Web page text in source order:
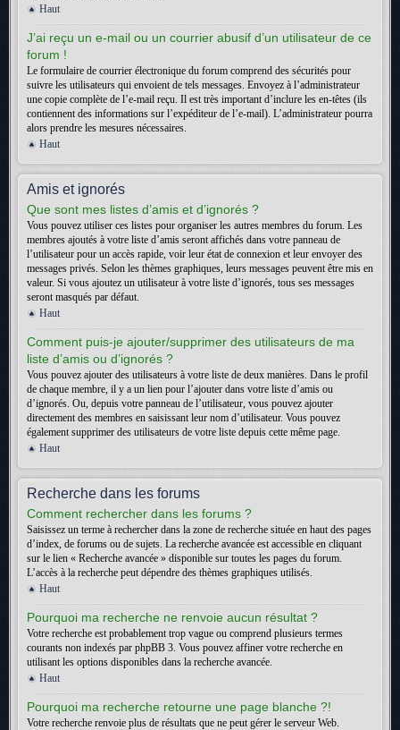
Haut
J’ai reçu un e-mail ou un courrier abusif d’un utilisateur de ce
forum !
Le formulaire de courrier électronique du forum comprend des sécurités pour
suivre les utilisateurs qui envoient de tels messages. Envoyez à l’administrateur
une copie complète de l’e-mail reçu. Il est très important d’inclure les en-têtes (ils
contiennent des informations sur l’expéditeur de l’e-mail). L’administrateur pourra
alors prendre les mesures nécessaires.
Haut
Amis et ignorés
Que sont mes listes d’amis et d’ignorés ?
Vous pouvez utiliser ces listes pour organiser les autres membres du forum. Les
membres ajoutés à votre liste d’amis seront affichés dans votre panneau de
l’utilisateur pour un accès rapide, voir leur état de connexion et leur envoyer des
messages privés. Selon les thèmes graphiques, leurs messages peuvent être mis en
valeur. Si vous ajoutez un utilisateur à votre liste d’ignorés, tous ses messages
seront masqués par défaut.
Haut
Comment puis-je ajouter/supprimer des utilisateurs de ma
liste d’amis ou d’ignorés ?
Vous pouvez ajouter des utilisateurs à votre liste de deux manières. Dans le profil
de chaque membre, il y a un lien pour l’ajouter dans votre liste d’amis ou
d’ignorés. Ou, depuis votre panneau de l’utilisateur, vous pouvez ajouter
directement des membres en saisissant leur nom d’utilisateur. Vous pouvez
également supprimer des utilisateurs de votre liste depuis cette même page.
Haut
Recherche dans les forums
Comment rechercher dans les forums ?
Saisissez un terme à rechercher dans la zone de recherche située en haut des pages
d’index, de forums ou de sujets. La recherche avancée est accessible en cliquant
sur le lien « Recherche avancée » disponible sur toutes les pages du forum.
L’accès à la recherche peut dépendre des thèmes graphiques utilisés.
Haut
Pourquoi ma recherche ne renvoie aucun résultat ?
Votre recherche est probablement trop vague ou comprend plusieurs termes
courants non indexés par phpBB 3. Vous pouvez affiner votre recherche en
utilisant les options disponibles dans la recherche avancée.
Haut
Pourquoi ma recherche retourne une page blanche ?!
Votre recherche renvoie plus de résultats que ne peut gérer le serveur Web.